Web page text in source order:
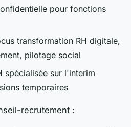
pour fonctions
transformation RH digitale,
pilotage social
spécialisée sur l'interim
temporaires
recrutement :